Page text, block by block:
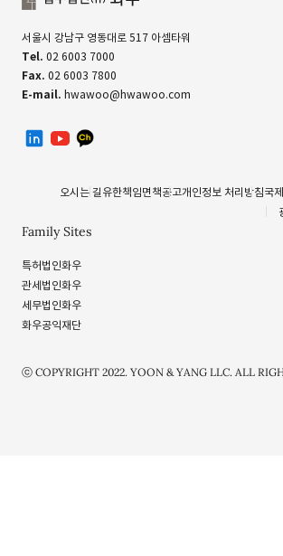
서울시 강남구 영동대로 517 아셈타워
Tel. 02 6003 7000
Fax. 02 6003 7800
E-mail. hwawoo@hwawoo.com
Family Sites
특허법인화우
관세법인화우
세무법인화우
화우공익재단
오시는 길 유한책임면책공고개인정보 처리방침국
ⓒ COPYRIGHT 2022. YOON & YANG LLC. ALL